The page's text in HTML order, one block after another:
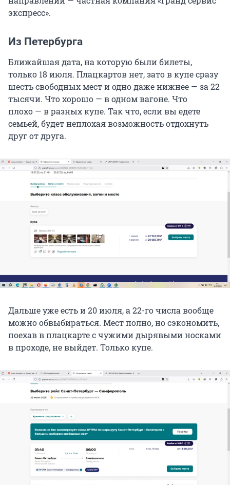
экспресс».
Из Петербурга
Ближайшая дата, на которую были билеты,
только 18 июля. Плацкартов нет, зато в купе сразу
шесть свободных мест и одно даже нижнее — за 22
тысячи. Что хорошо — в одном вагоне. Что
плохо — в разных купе. Так что, если вы едете
семьей, будет неплохая возможность отдохнуть
друг от друга.
Дальше уже есть и 20 июля, а 22-го числа вообще
можно обвыбираться. Мест полно, но сэкономить,
поехав в плацкарте с чужими дырявыми носками
в проходе, не выйдет. Только купе.